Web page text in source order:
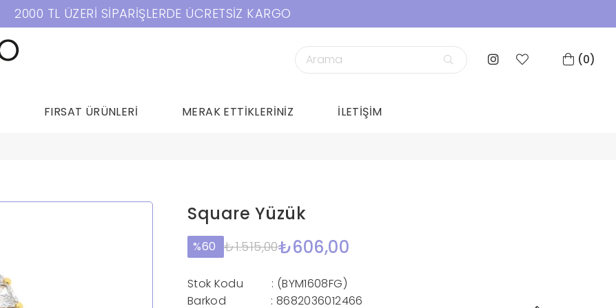
2000 TL ÜZERİ SİPARİŞLERDE ÜCRETSİZ KARGO
0
FIRSAT ÜRÜNLERİ MERAK ETTİKLERİNİZ İLETİŞİM
Square Yüzük
60 ₺1.515,00₺606,00
Stok Kodu
(BYM1608FG)
Barkod
: 8682036012466